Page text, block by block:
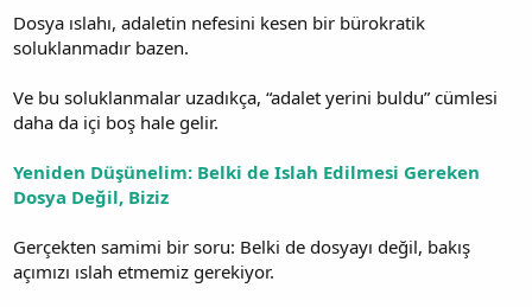
Dosya ıslahı, adaletin nefesini kesen bir bürokratik
soluklanmadır bazen.
Ve bu soluklanmalar uzadıkça, “adalet yerini buldu” cümlesi
daha da içi boş hale gelir.
Yeniden Düşünelim: Belki de Islah Edilmesi Gereken
Dosya Değil, Biziz
Gerçekten samimi bir soru: Belki de dosyayı değil, bakış
açımızı ıslah etmemiz gerekiyor.